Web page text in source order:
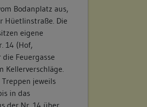
Bodanplatz aus,
Hüetlinstraße. Die
eigene
14 (Hof,
Feuergasse
jeweils
in das
der Nr. 14 über